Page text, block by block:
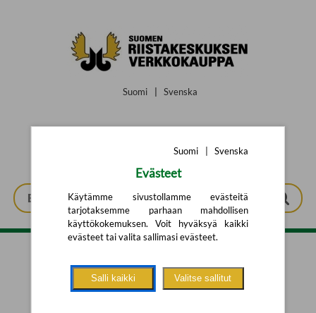
Suomi Svenska
Tarkennettu haku
Suomi Svenska
Evästeet
Käytämme sivustollamme evästeitä
tarjotaksemme parhaan mahdollisen
käyttökokemuksen. Voit hyväksyä kaikki
evästeet tai valita sallimasi evästeet.
Salli kaikki Valitse sallitut